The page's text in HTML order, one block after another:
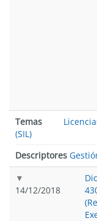
Temas
(SIL)
Descriptores
14/12/2018